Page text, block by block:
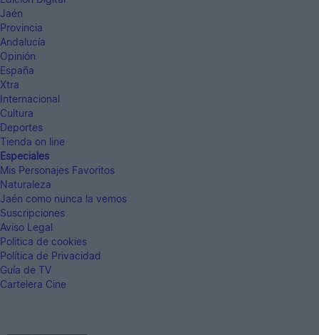
Jaén
Provincia
Andalucía
Opinión
España
Xtra
Internacional
Cultura
Deportes
Tienda on line
Especiales
Mis Personajes Favoritos
Naturaleza
Jaén como nunca la vemos
Suscripciones
Aviso Legal
Politica de cookies
Política de Privacidad
Guía de TV
Cartelera Cine